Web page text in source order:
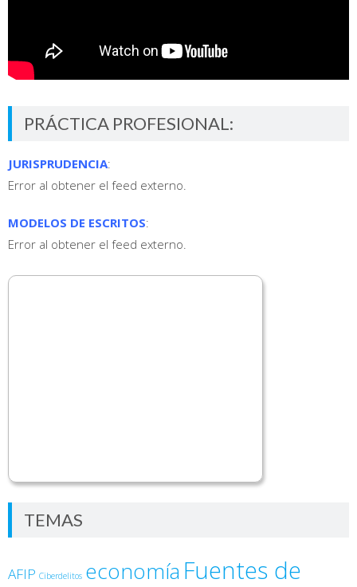
PRÁCTICA PROFESIONAL:
JURISPRUDENCIA:
Error al obtener el feed externo.
MODELOS DE ESCRITOS:
Error al obtener el feed externo.
TEMAS
AFIP Ciberdelitos economía Fuentes de